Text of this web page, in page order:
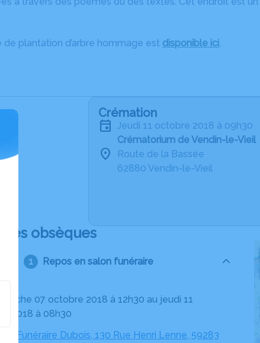
de plantation d’arbre hommage est disponible ici.
Crémation
jeudi 11 octobre 2018 à 09h30
Crématorium de Vendin-le-Vieil
Route de la Bassée
62880 Vendin-le-Vieil
des obsèques
Repos en salon funéraire
2018 à 08h30
Funéraire Dubois, 130 Rue Henri Lenne, 59283